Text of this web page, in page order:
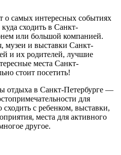
самых интересных событиях
сходить в Санкт-
или большой компанией.
музеи и выставки Санкт-
и их родителей, лучшие
места Санкт-
стоит посетить!
отдыха в Санкт-Петербурге —
для
с ребенком, выставки,
места для активного
другое.